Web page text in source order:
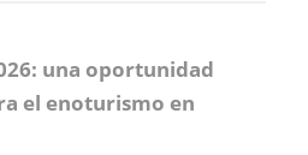
una oportunidad
el enoturismo en